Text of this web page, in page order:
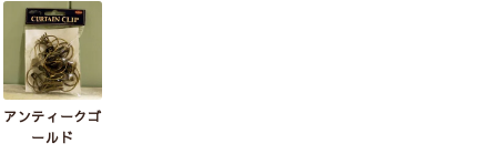
アンティークゴ
ールド